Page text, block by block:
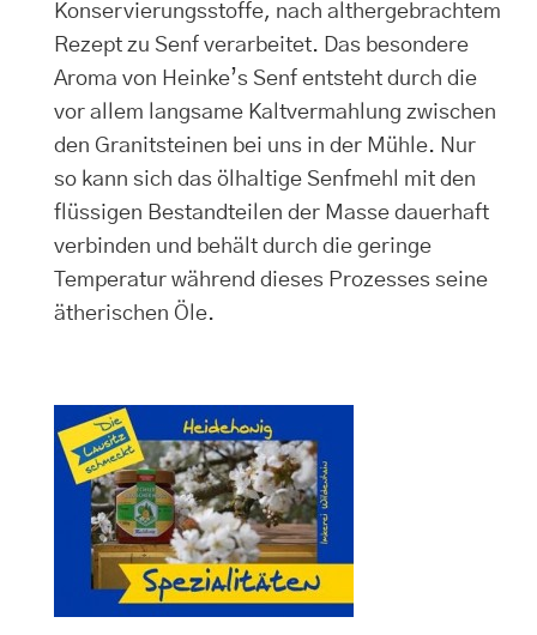
Konservierungsstoffe, nach althergebrachtem
Rezept zu Senf verarbeitet. Das besondere
Aroma von Heinke’s Senf entsteht durch die
vor allem langsame Kaltvermahlung zwischen
den Granitsteinen bei uns in der Mühle. Nur
so kann sich das ölhaltige Senfmehl mit den
flüssigen Bestandteilen der Masse dauerhaft
verbinden und behält durch die geringe
Temperatur während dieses Prozesses seine
ätherischen Öle.